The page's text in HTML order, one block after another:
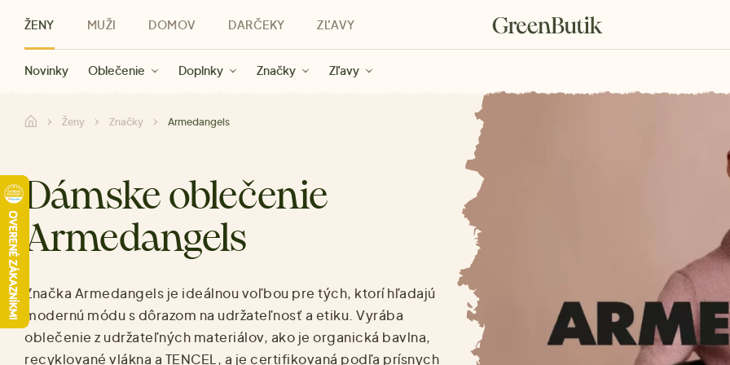
ŽENY
Novinky Oblečenie Doplnky Značky Zľavy
MUŽI
Novinky Oblečenie Značky Zľavy
DOMOV
Kategórie Značky Zľavy
DARČEKY
Pre ženy Pre mužov Darčeky pre deti Pre všetkých
ZĽAVY
Zľavy ženy Zľavy muži
Ženy Značky Armedangels
Dámske oblečenie
Armedangels
Značka Armedangels je ideálnou voľbou pre tých, ktorí hľadajú
modernú módu s dôrazom na udržateľnosť a etiku. Vyrába
oblečenie z udržateľných materiálov, ako je organická bavlna,
recyklované vlákna a TENCEL, a je certifikovaná podľa prísnych